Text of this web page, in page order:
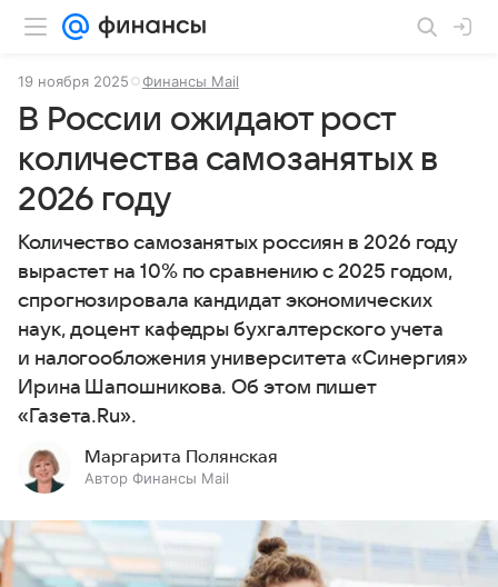
19 ноября 2025 Финансы Mail
В России ожидают рост
количества самозанятых в
2026 году
Количество самозанятых россиян в 2026 году
вырастет на 10% по сравнению с 2025 годом,
спрогнозировала кандидат экономических
наук, доцент кафедры бухгалтерского учета
и налогообложения университета «Синергия»
Ирина Шапошникова. Об этом пишет
«Газета.Ru».
Маргарита Полянская
Автор Финансы Mail